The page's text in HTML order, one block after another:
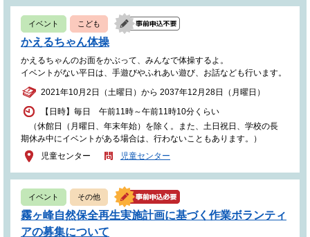
イベント こども
かえるちゃん体操
かえるちゃんのお面をかぶって、みんなで体操するよ。
イベントがない平日は、手遊びやふれあい遊び、お話なども行います。
2021年10月2日（土曜日）から 2037年12月28日（月曜日）
【日時】毎日 午前11時～午前11時10分くらい
（休館日（月曜日、年末年始）を除く。また、土日祝日、学校の長
期休み中にイベントがある場合は、行わないこともあります。）
児童センター
児童センター
イベント その他
霧ヶ峰自然保全再生実施計画に基づく作業ボランティ
アの募集について